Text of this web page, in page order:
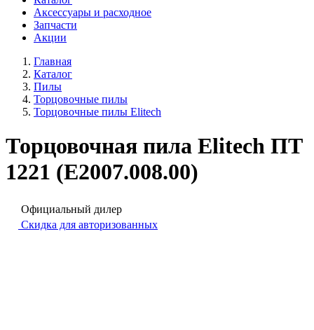
Аксессуары и расходное
Запчасти
Акции
Главная
Каталог
Пилы
Торцовочные пилы
Торцовочные пилы Elitech
Торцовочная пила Elitech ПТ
1221 (E2007.008.00)
Официальный дилер
Скидка для авторизованных